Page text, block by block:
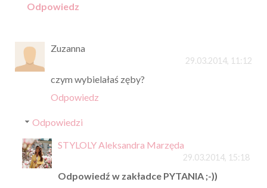
Odpowiedz
Zuzanna
29.03.2014, 11:12
czym wybielałaś zęby?
Odpowiedz
Odpowiedzi
STYLOLY Aleksandra Marzęda
29.03.2014, 15:18
Odpowiedź w zakładce PYTANIA ;-))